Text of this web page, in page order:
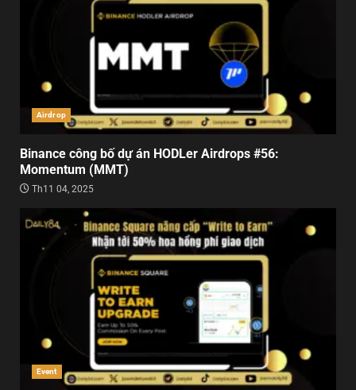
Airdrop
Binance công bố dự án HODLer Airdrops #56:
Momentum (MMT)
Th11 04, 2025
Event